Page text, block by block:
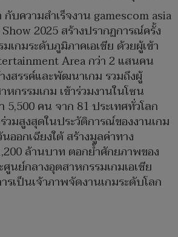
ความสำเร็จงาน gamescom asia
2025 สร้างปรากฏการณ์ครั้ง
เกมระดับภูมิภาคเอเชีย ด้วยผู้เข้า
Area กว่า 2 แสนคน
งสรรค์และพัฒนาเกม รวมถึงผู้
หกรรมเกม เข้าร่วมงานในโซน
5,500 คน จาก 81 ประเทศทั่วโลก
วมสูงสุดในประวัติการณ์ของงานเกม
ออกเฉียงใต้ สร้างมูลค่าทาง
ล้านบาท ตอกย้ำศักยภาพของ
นย์กลางอุตสาหกรรมเกมเอเชีย
รเป็นเจ้าภาพจัดงานเกมระดับโลก